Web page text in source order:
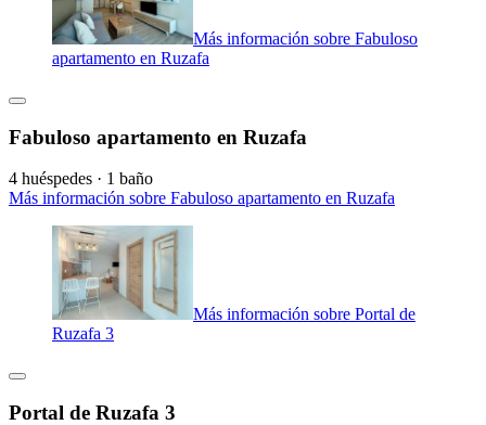
Más información sobre Fabuloso
apartamento en Ruzafa
Fabuloso apartamento en Ruzafa
4 huéspedes · 1 baño
Más información sobre Fabuloso apartamento en Ruzafa
Más información sobre Portal de
Ruzafa 3
Portal de Ruzafa 3